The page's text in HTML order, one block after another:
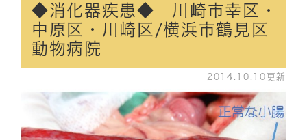
◆消化器疾患◆ 川崎市幸区・
中原区・川崎区/横浜市鶴見区
動物病院
2014.10.10更新